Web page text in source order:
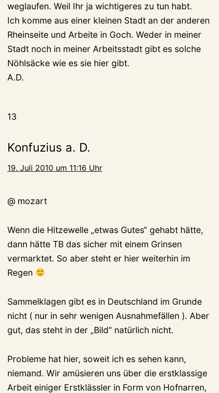
weglaufen. Weil Ihr ja wichtigeres zu tun habt.
Ich komme aus einer kleinen Stadt an der anderen
Rheinseite und Arbeite in Goch. Weder in meiner
Stadt noch in meiner Arbeitsstadt gibt es solche
Nöhlsäcke wie es sie hier gibt.
A.D.
13
Konfuzius a. D.
19. Juli 2010 um 11:16 Uhr
@ mozart
Wenn die Hitzewelle „etwas Gutes“ gehabt hätte,
dann hätte TB das sicher mit einem Grinsen
vermarktet. So aber steht er hier weiterhin im
Regen
Sammelklagen gibt es in Deutschland im Grunde
nicht ( nur in sehr wenigen Ausnahmefällen ). Aber
gut, das steht in der „Bild“ natürlich nicht.
Probleme hat hier, soweit ich es sehen kann,
niemand. Wir amüsieren uns über die erstklassige
Arbeit einiger Erstklässler in Form von Hofnarren,